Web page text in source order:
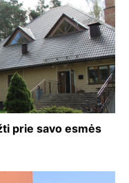
prie savo esmės